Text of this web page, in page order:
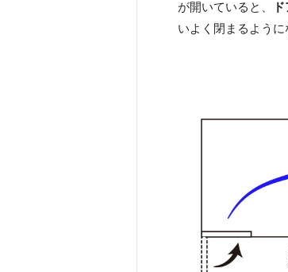
が開いていると、
いよく閉まるように